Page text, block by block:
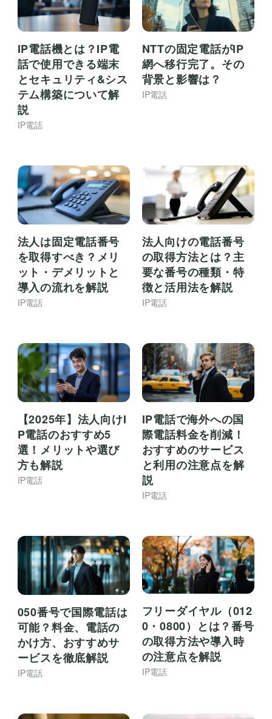
IP電話機とは？IP電
話で使用できる端末
とセキュリティ&シス
テム構築について解
説
IP電話
NTTの固定電話がIP
網へ移行完了。その
背景と影響は？
IP電話
法人は固定電話番号
を取得すべき？メリ
ット・デメリットと
導入の流れを解説
IP電話
法人向けの電話番号
の取得方法とは？主
要な番号の種類・特
徴と活用法を解説
IP電話
【2025年】法人向けI
P電話のおすすめ5
選！メリットや選び
方も解説
IP電話
IP電話で海外への国
際電話料金を削減！
おすすめのサービス
と利用の注意点を解
説
IP電話
050番号で国際電話は
可能？料金、電話の
かけ方、おすすめサ
ービスを徹底解説
IP電話
フリーダイヤル（012
0・0800）とは？番号
の取得方法や導入時
の注意点を解説
IP電話